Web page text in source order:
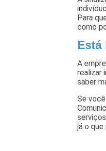
Para
como
Está
A
realizar
saber
Se
já o